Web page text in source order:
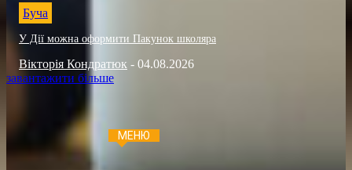
Буча
У Дії можна оформити Пакунок школяра
Вікторія Кондратюк - 04.08.2026
завантажити більше
МЕНЮ